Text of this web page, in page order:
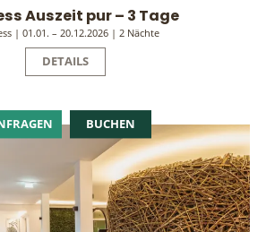
Auszeit pur – 3 Tage
| 01.01. – 20.12.2026 | 2 Nächte
DETAILS
BUCHEN